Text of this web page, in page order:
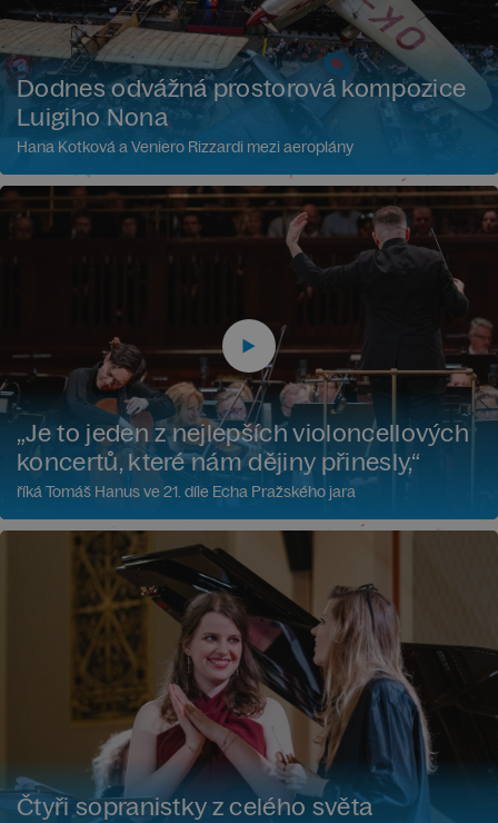
Dodnes odvážná prostorová kompozice
Luigiho Nona
Hana Kotková a Veniero Rizzardi mezi aeroplány
„Je to jeden z nejlepších violoncellových
koncertů, které nám dějiny přinesly,“
říká Tomáš Hanus ve 21. díle Echa Pražského jara
Čtyři sopranistky z celého světa